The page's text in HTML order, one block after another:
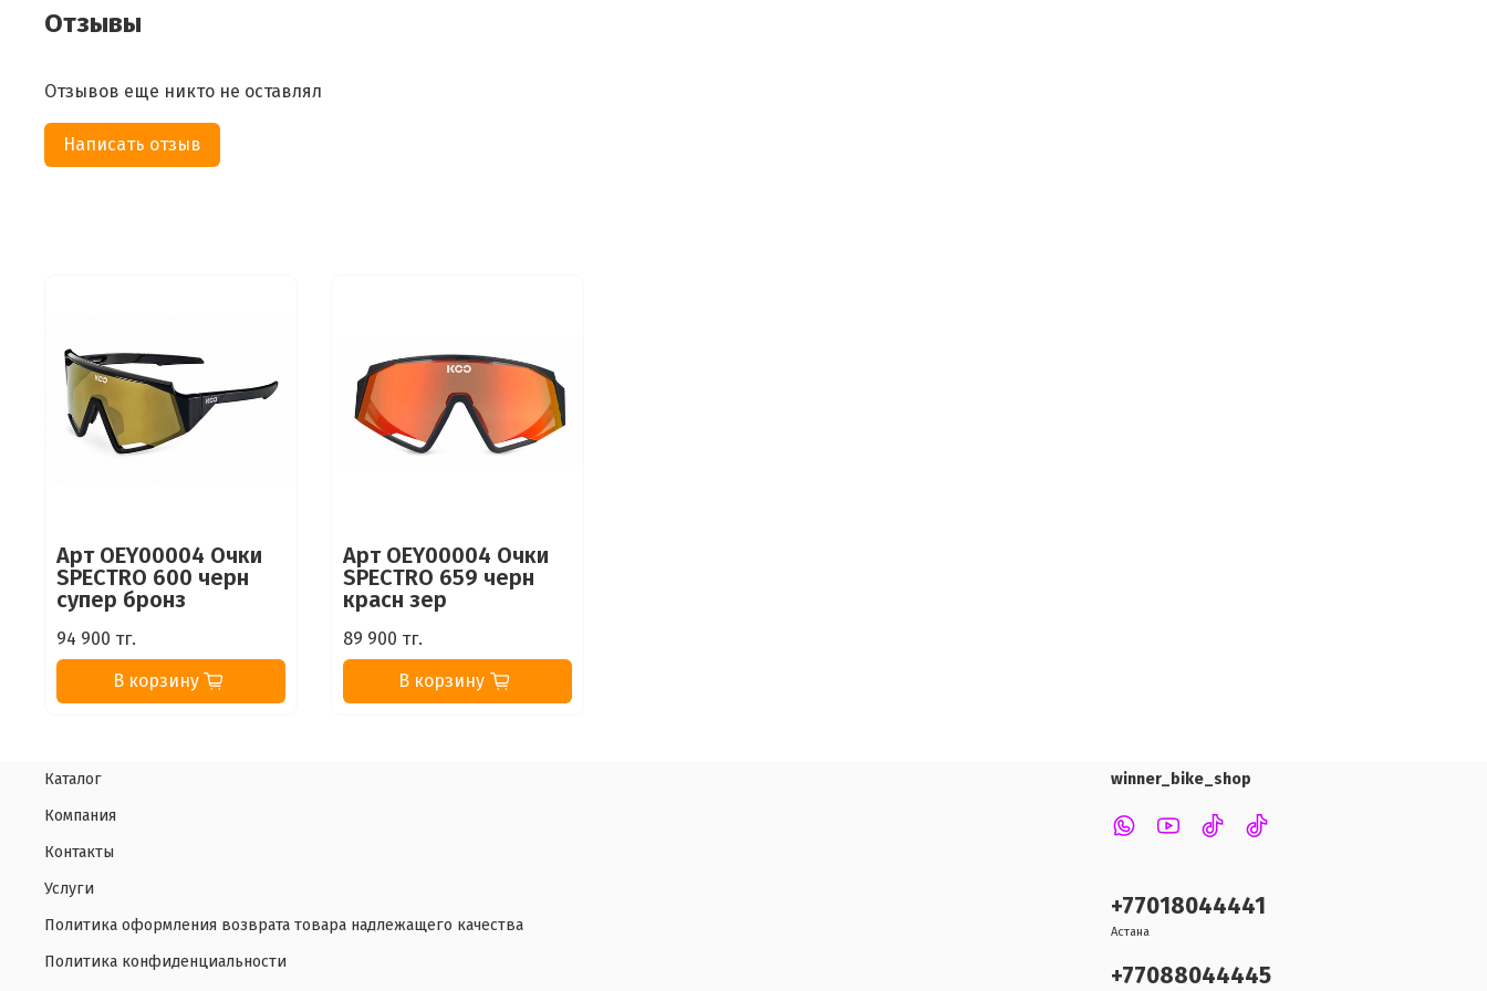
Отзывы
Отзывов еще никто не оставлял
Написать отзыв
Арт OEY00004 Очки
SPECTRO 600 черн
супер бронз
94 900 тг.
В корзину
Арт OEY00004 Очки
SPECTRO 659 черн
красн зер
89 900 тг.
В корзину
Каталог
Компания
Контакты
Услуги
Политика оформления возврата товара надлежащего качества
Политика конфиденциальности
winner_bike_shop
+77018044441
Астана
+77088044445